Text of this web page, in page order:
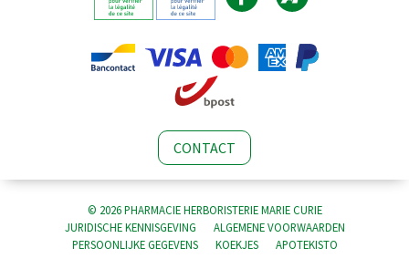
CONTACT
© 2026 PHARMACIE HERBORISTERIE MARIE CURIE
JURIDISCHE KENNISGEVING
ALGEMENE VOORWAARDEN
PERSOONLIJKE GEGEVENS
KOEKJES APOTEKISTO